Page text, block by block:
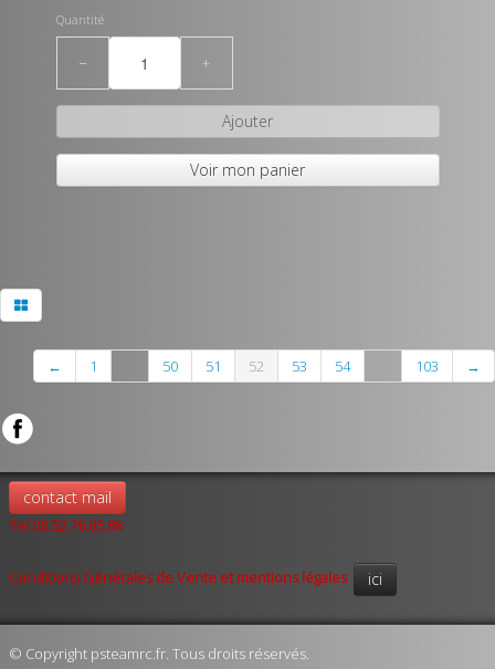
Quantité
− +
Ajouter
Voir mon panier
← 1 50 51 52 53 54 103 →
contact mail
Tel 06.52.76.85.86
Conditions Générales de Vente et mentions légales ici
© Copyright psteamrc.fr. Tous droits réservés.